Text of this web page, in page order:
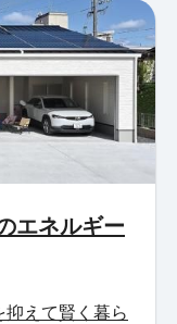
エネルギー
えて賢く暮ら